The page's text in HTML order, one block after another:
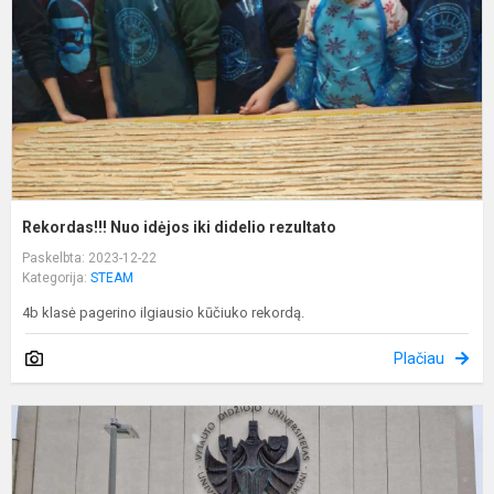
Rekordas!!! Nuo idėjos iki didelio rezultato
Paskelbta: 2023-12-22
Kategorija: STEAM
4b klasė pagerino ilgiausio kūčiuko rekordą.
Plačiau